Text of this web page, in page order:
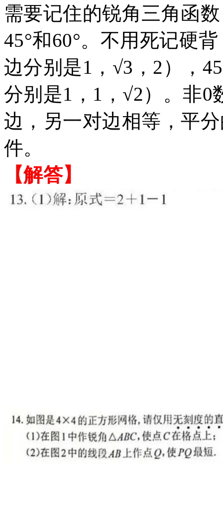
需要记住的锐角三角函
45°和60°。不用死记硬
边分别是1，√3，2），
分别是1，1，√2）。非0
边，另一对边相等，平
件。
【解答】